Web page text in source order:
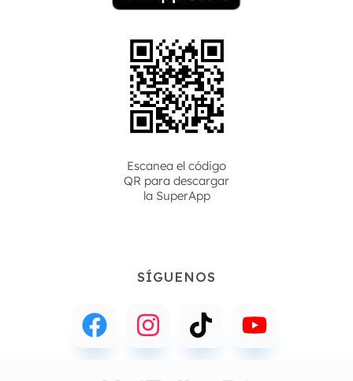
Escanea el código
QR para descargar
la SuperApp
SÍGUENOS